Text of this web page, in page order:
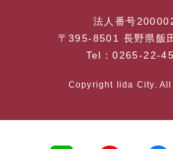
法人番号
〒395-8501 長野県飯
Tel：0265-22-
Copyright Iida City. All